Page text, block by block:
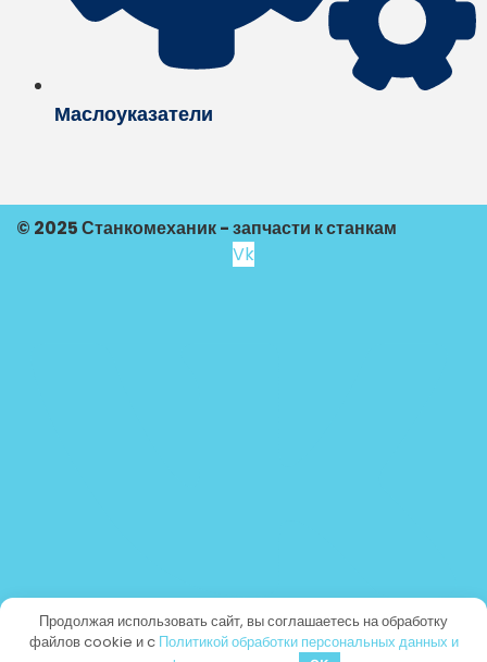
Маслоуказатели
© 2025 Станкомеханик - запчасти к станкам
Vk
Продолжая использовать сайт, вы соглашаетесь на обработку
файлов cookie и c Политикой обработки персональных данных и